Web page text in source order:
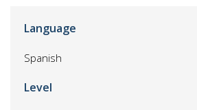
Language
Spanish
Level